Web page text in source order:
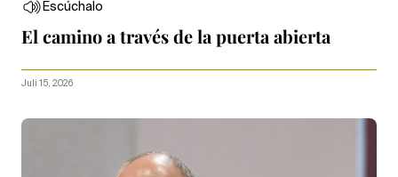
Escúchalo
El camino a través de la puerta abierta
Juli 15, 2026